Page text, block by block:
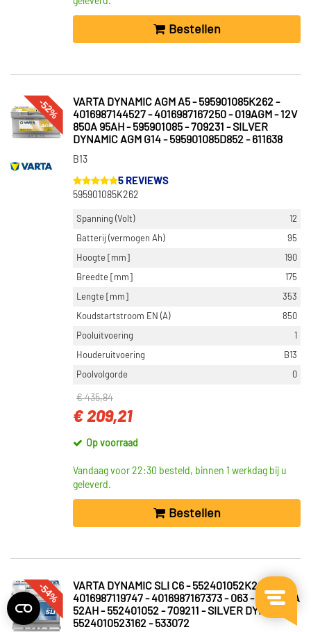
Bestellen
-52%
VARTA DYNAMIC AGM A5 - 595901085K262 -
4016987144527 - 4016987167250 - 019AGM - 12V
850A 95AH - 595901085 - 709231 - SILVER
DYNAMIC AGM G14 - 595901085D852 - 611638
B13
5 REVIEWS
595901085K262
Spanning (Volt)
12
Batterij (vermogen Ah)
95
Hoogte [mm]
190
Breedte [mm]
175
Lengte [mm]
353
Koudstartstroom EN (A)
850
Pooluitvoering
1
Houderuitvoering
B13
Poolvolgorde
0
€ 435,84
€ 209,21
Op voorraad
Vandaag voor 22:30 besteld, binnen 1 werkdag bij u
geleverd.
Bestellen
-54%
VARTA DYNAMIC SLI C6 - 552401052K262 -
4016987119747 - 4016987167373 - 063 - 12V 520A
52AH - 552401052 - 709211 - SILVER DYNAMIC -
5524010523162 - 533072